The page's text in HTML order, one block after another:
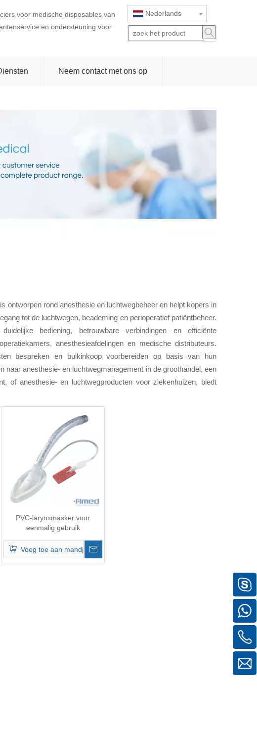
voor medische disposables van
en ondersteuning voor
Nederlands
Neem contact met ons op
ontworpen rond anesthesie en luchtwegbeheer en helpt kopers in
tot de luchtwegen, beademing en perioperatief patiëntbeheer.
bediening, betrouwbare verbindingen en efficiënte
anesthesieafdelingen en medische distributeurs.
bespreken en bulkinkoop voorbereiden op basis van hun
anesthesie- en luchtwegmanagement in de groothandel, een
of anesthesie- en luchtwegproducten voor ziekenhuizen, biedt
PVC-larynxmasker voor
eenmalig gebruik
Voeg toe aan mandje